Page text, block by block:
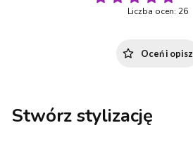
Liczba ocen: 26
Oceń i opisz
Stwórz stylizację